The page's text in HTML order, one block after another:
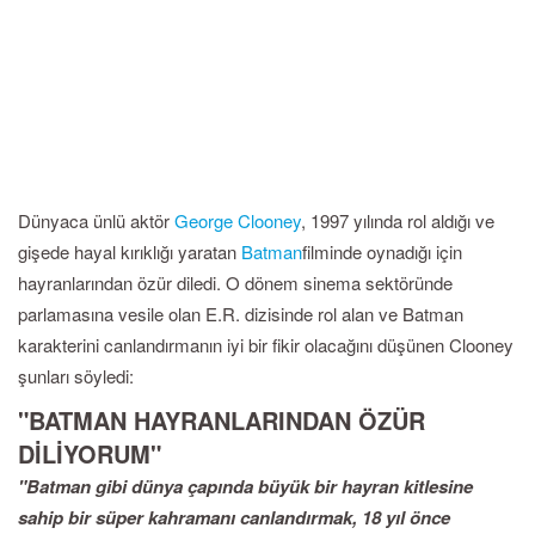
Dünyaca ünlü aktörGeorge Clooney, 1997 yılında rol aldığı ve
gişede hayal kırıklığı yaratan Batmanfilminde oynadığı için
hayranlarından özür diledi. O dönem sinema sektöründe
parlamasına vesile olan E.R. dizisinde rol alan ve Batman
karakterini canlandırmanın iyi bir fikir olacağını düşünen Clooney
şunları söyledi:
"BATMAN HAYRANLARINDAN ÖZÜR
DİLİYORUM"
"Batman gibi dünya çapında büyük bir hayran kitlesine
sahip bir süper kahramanı canlandırmak, 18 yıl önce